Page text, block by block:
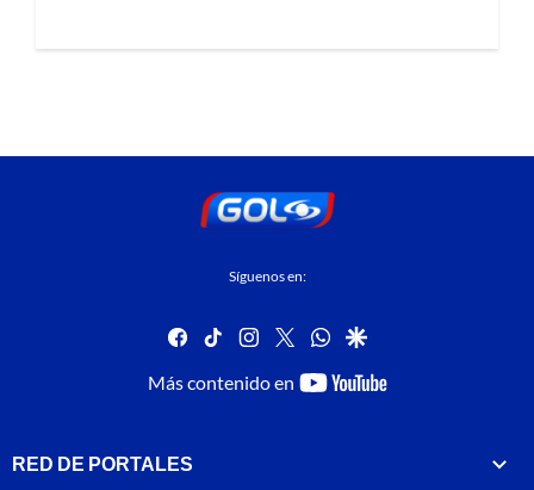
Síguenos en:
facebook
tiktok instagram
twitterwhatsapp
google
Más contenido en
youtube-
RED DE PORTALES